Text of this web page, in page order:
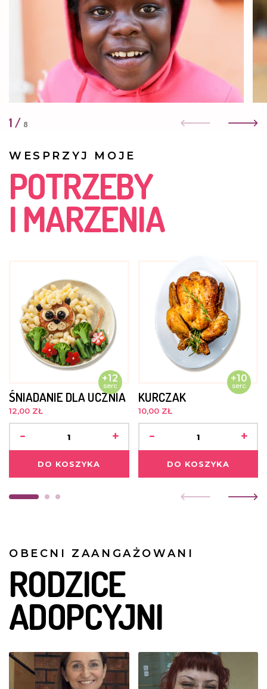
dziewczynka, wie czego chce, umie walczyć o siebie.
Jest bardzo przyjacielska.
LIPIEC 2018
Grace pnie się po szczeblach przedszkolnej kariery;) To
już nie maluszek, ale pani starszak. Przeniosła się do St
Edmund's House, które dla najmłodszych mieszkańców
Kasisi jest ważnym etapem i jasnym sygnałem dla
CZERWIEC 2016
od jakiegoś czasu, to wciąż jest bojaźliwa. Potrzebuje
dużo ciepła i uwagi.
1 / 8
WESPRZYJ MOJE
POTRZEBY
I MARZENIA
+12
serc
ŚNIADANIE DLA UCZNIA
12,00 ZŁ
- +
DO KOSZYKA
+10
serc
KURCZAK
10,00 ZŁ
- +
DO KOSZYKA
OBECNI ZAANGAŻOWANI
RODZICE
ADOPCYJNI